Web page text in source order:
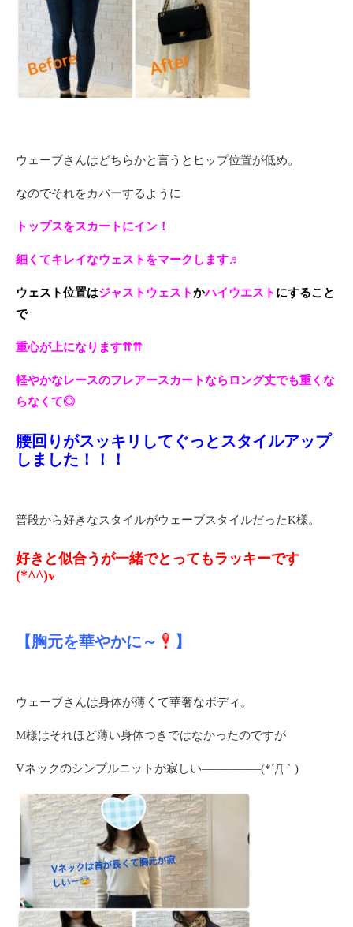
ウェーブさんはどちらかと言うとヒップ位置が低め。
なのでそれをカバーするように
トップスをスカートにイン！
細くてキレイなウェストをマークします♬
ウェスト位置はジャストウェストかハイウエスト にすること
で
重心が上になります⇈⇈
軽やかなレースのフレアースカートならロング丈でも重くな
らなくて◎
腰回りがスッキリしてぐっとスタイルアップ
しました！！！
普段から好きなスタイルがウェーブスタイルだったK様。
好きと似合うが一緒でとってもラッキーです
(*^^)v
【胸元を華やかに～ 】
ウェーブさんは身体が薄くて華奢なボディ。
M様はそれほど薄い身体つきではなかったのですが
Vネックのシンプルニットが寂しい―――――(*´Д｀)